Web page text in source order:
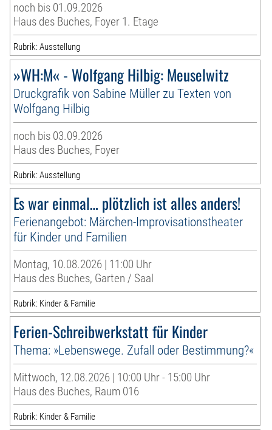
noch bis 01.09.2026
Haus des Buches, Foyer 1. Etage
Rubrik: Ausstellung
»WH:M« - Wolfgang Hilbig: Meuselwitz
Druckgrafik von Sabine Müller zu Texten von
Wolfgang Hilbig
noch bis 03.09.2026
Haus des Buches, Foyer
Rubrik: Ausstellung
Es war einmal… plötzlich ist alles anders!
Ferienangebot: Märchen-Improvisationstheater
für Kinder und Familien
Montag, 10.08.2026 | 11:00 Uhr
Haus des Buches, Garten / Saal
Rubrik: Kinder & Familie
Ferien-Schreibwerkstatt für Kinder
Thema: »Lebenswege. Zufall oder Bestimmung?«
Mittwoch, 12.08.2026 | 10:00 Uhr - 15:00 Uhr
Haus des Buches, Raum 016
Rubrik: Kinder & Familie